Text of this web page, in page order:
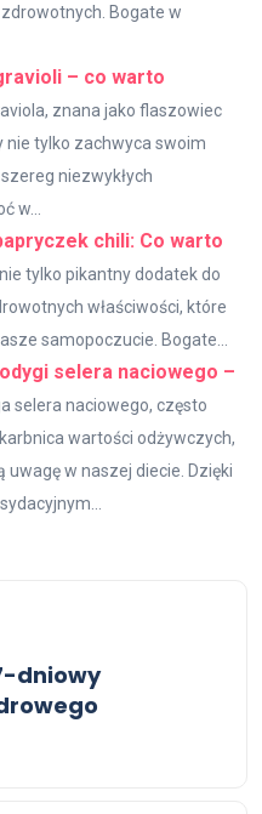
Bogate w
– co warto
znana jako flaszowiec
nie tylko zachwyca swoim
niezwykłych
w...
chili: Co warto
tylko pikantny dodatek do
właściwości, które
samopoczucie. Bogate...
selera naciowego –
selera naciowego, często
wartości odżywczych,
w naszej diecie. Dzięki
dniowy